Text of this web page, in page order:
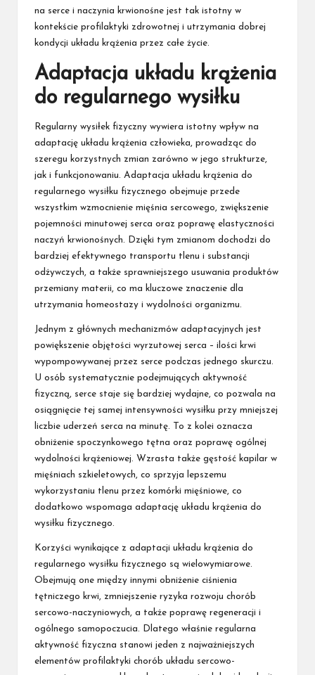
na serce i naczynia krwionośne jest tak istotny w
kontekście profilaktyki zdrowotnej i utrzymania dobrej
kondycji układu krążenia przez całe życie.
Adaptacja układu krążenia
do regularnego wysiłku
Regularny wysiłek fizyczny wywiera istotny wpływ na
adaptację układu krążenia człowieka, prowadząc do
szeregu korzystnych zmian zarówno w jego strukturze,
jak i funkcjonowaniu. Adaptacja układu krążenia do
regularnego wysiłku fizycznego obejmuje przede
wszystkim wzmocnienie mięśnia sercowego, zwiększenie
pojemności minutowej serca oraz poprawę elastyczności
naczyń krwionośnych. Dzięki tym zmianom dochodzi do
bardziej efektywnego transportu tlenu i substancji
odżywczych, a także sprawniejszego usuwania produktów
przemiany materii, co ma kluczowe znaczenie dla
utrzymania homeostazy i wydolności organizmu.
Jednym z głównych mechanizmów adaptacyjnych jest
powiększenie objętości wyrzutowej serca – ilości krwi
wypompowywanej przez serce podczas jednego skurczu.
U osób systematycznie podejmujących aktywność
fizyczną, serce staje się bardziej wydajne, co pozwala na
osiągnięcie tej samej intensywności wysiłku przy mniejszej
liczbie uderzeń serca na minutę. To z kolei oznacza
obniżenie spoczynkowego tętna oraz poprawę ogólnej
wydolności krążeniowej. Wzrasta także gęstość kapilar w
mięśniach szkieletowych, co sprzyja lepszemu
wykorzystaniu tlenu przez komórki mięśniowe, co
dodatkowo wspomaga adaptację układu krążenia do
wysiłku fizycznego.
Korzyści wynikające z adaptacji układu krążenia do
regularnego wysiłku fizycznego są wielowymiarowe.
Obejmują one między innymi obniżenie ciśnienia
tętniczego krwi, zmniejszenie ryzyka rozwoju chorób
sercowo-naczyniowych, a także poprawę regeneracji i
ogólnego samopoczucia. Dlatego właśnie regularna
aktywność fizyczna stanowi jeden z najważniejszych
elementów profilaktyki chorób układu sercowo-